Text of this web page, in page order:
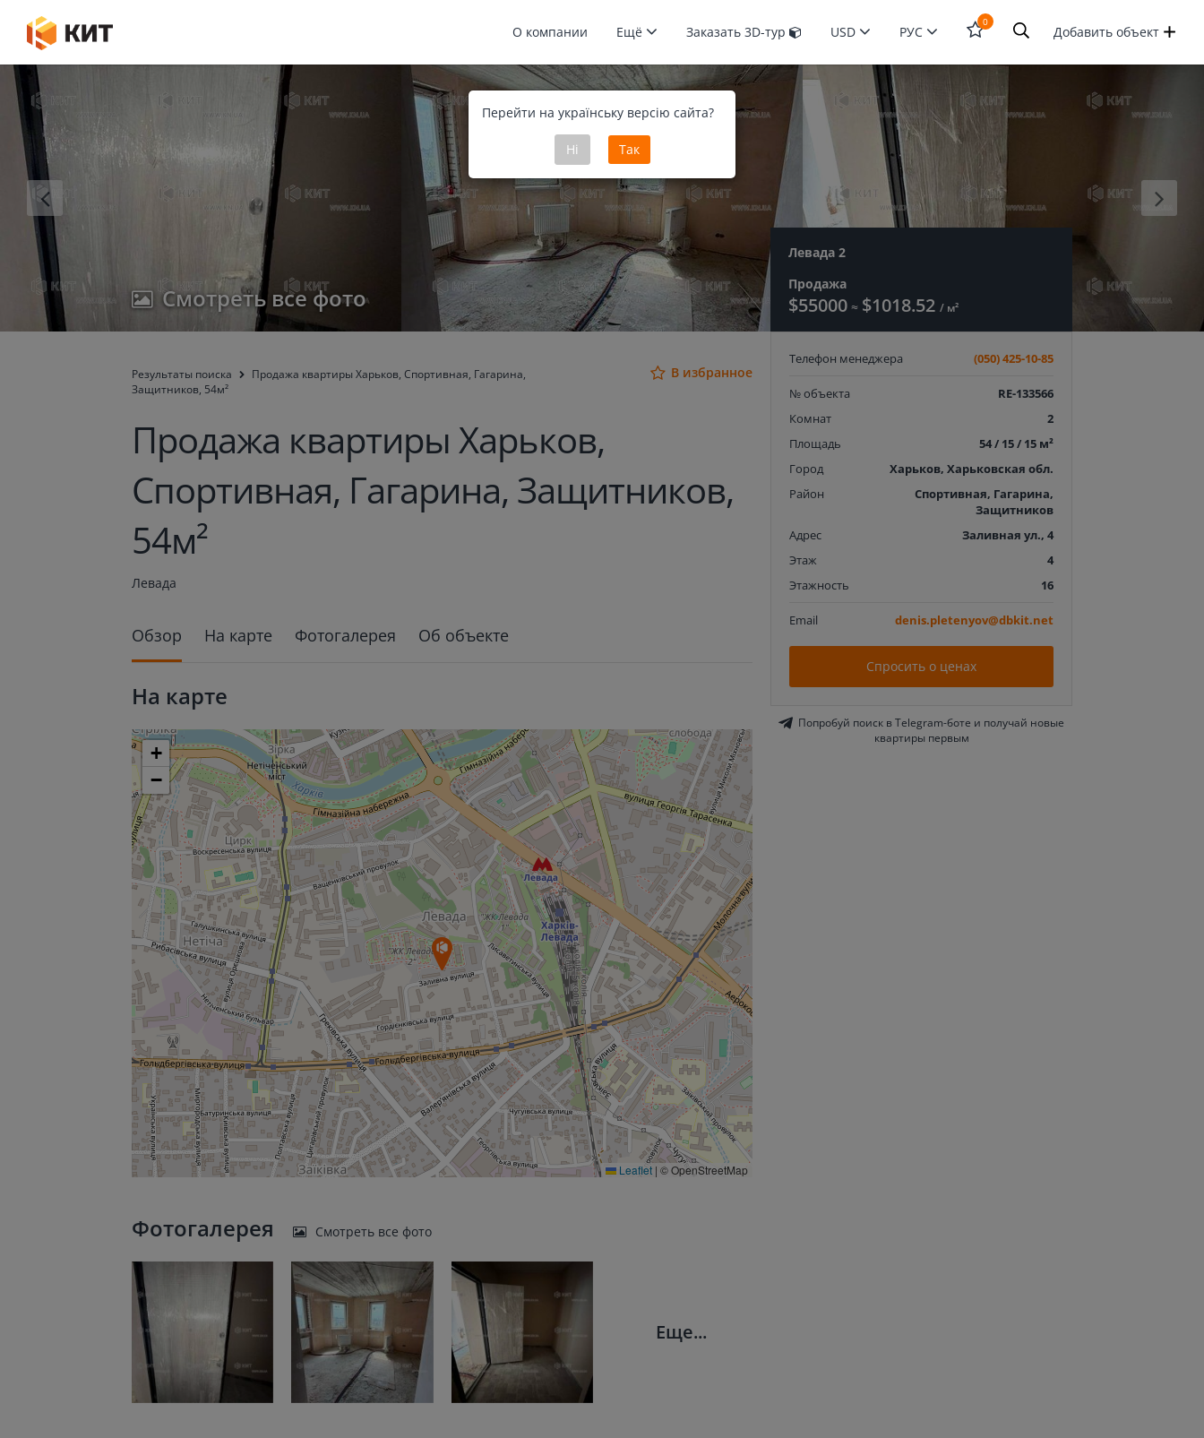
О компании Ещё Заказать 3D-тур USD РУС
0
ОткрытьДобавить объект
Перейти на українську версію сайта?
Ні Так
Смотреть все фото
Результаты поиска
Продажа квартиры Харьков, Спортивная, Гагарина,
Защитников, 54м²
В избранное
Продажа квартиры Харьков,
Спортивная, Гагарина, Защитников,
54м²
Левада
Левада 2
Продажа
$55000 ≈ $1018.52/ м²
Телефон менеджера (050) 425-10-85
№ объекта
RE-133566
Комнат
2
Площадь
54 / 15 / 15 м²
Город
Харьков, Харьковская обл.
Район
Спортивная, Гагарина,
Защитников
Адрес
Заливная ул., 4
Этаж
4
Этажность
16
Email denis.pletenyov@dbkit.net
Спросить о ценах
Попробуй поиск в Telegram-боте и получай новые
квартиры первым
Обзор На карте Фотогалерея Об объекте
На карте
+
−
Leaflet | © OpenStreetMap
Фотогалерея Смотреть все фото
Еще...